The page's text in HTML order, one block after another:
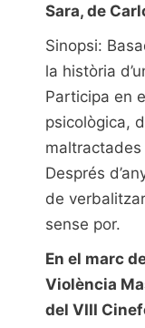
Sara, de
Sinopsi:
la història
Participa en
psicològica,
Després
de
sense por.
En el marc
Violència
del VIII